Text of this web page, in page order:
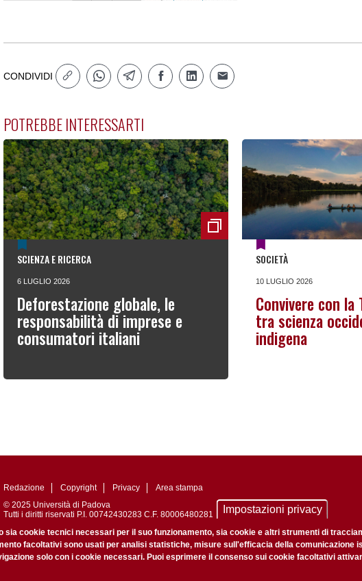
CONDIVIDI
POTREBBE INTERESSARTI
SCIENZA E RICERCA
6 LUGLIO 2026
Deforestazione globale, le
responsabilità di imprese e
consumatori italiani
SOCIETÀ
10 LUGLIO 2026
Convivere con la
tra scienza
indigena
Redazione Copyright Privacy
Area stampa
© 2025 Università di Padova
Tutti i diritti riservati P.I. 00742430283 C.F. 80006480281
Impostazioni privacy
sia cookie tecnici necessari per il suo funzionamento, sia cookie e altri strumenti di
facoltativi sono usati per analisi statistiche, misure sull'efficacia della comunicazione
solo con i cookie necessari. Puoi esprimere il consenso sui cookie facoltativi